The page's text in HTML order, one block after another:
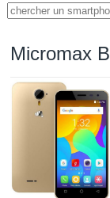
Micromax